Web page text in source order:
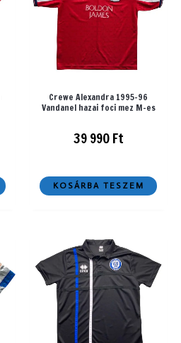
Crewe Alexandra 1995-96
Vandanel hazai foci mez M-es
39 990Ft
KOSÁRBA TESZEM